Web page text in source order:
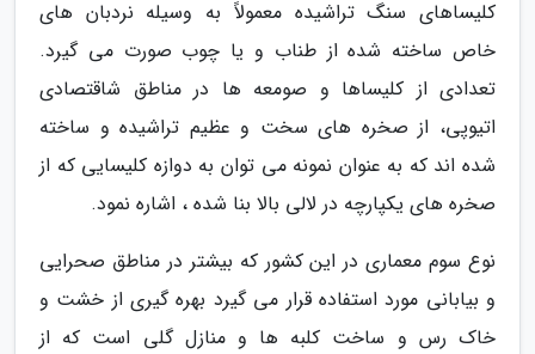
کلیساهای سنگ تراشیده معمولاً به وسیله نردبان های
خاص ساخته شده از طناب و یا چوب صورت می گیرد.
تعدادی از کلیساها و صومعه ها در مناطق شاقتصادی
اتیوپی، از صخره های سخت و عظیم تراشیده و ساخته
شده اند که به عنوان نمونه می توان به دوازه کلیسایی که از
صخره های یکپارچه در لالی بالا بنا شده ، اشاره نمود.
نوع سوم معماری در این کشور که بیشتر در مناطق صحرایی
و بیابانی مورد استفاده قرار می گیرد بهره گیری از خشت و
خاک رس و ساخت کلبه ها و منازل گلی است که از